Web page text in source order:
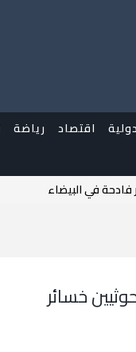
اقتصاد رياضة
فادحة في البيضاء
خسائر